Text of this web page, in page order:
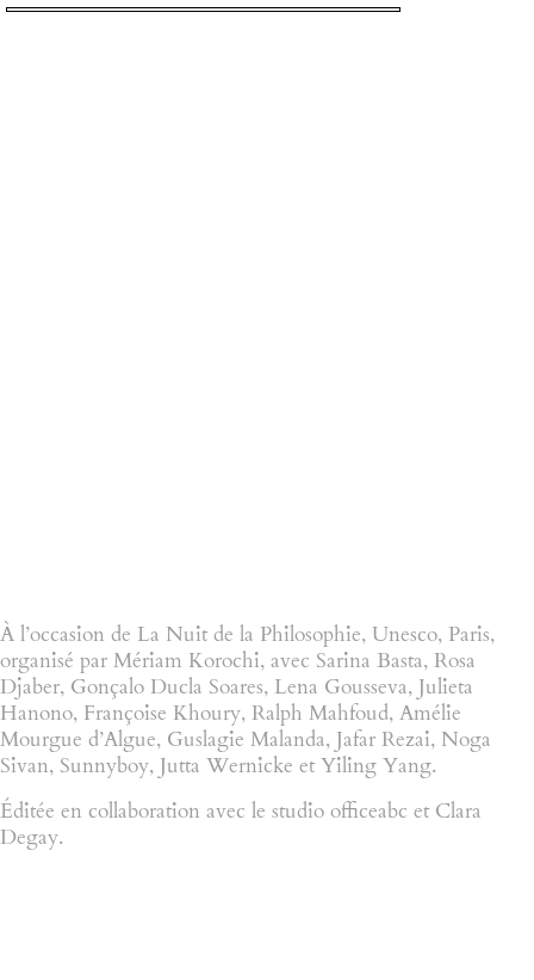
À l’occasion de La Nuit de la Philosophie, Unesco, Paris,
organisé par Mériam Korochi, avec Sarina Basta, Rosa
Djaber, Gonçalo Ducla Soares, Lena Gousseva, Julieta
Hanono, Françoise Khoury, Ralph Mahfoud, Amélie
Mourgue d’Algue, Guslagie Malanda, Jafar Rezai, Noga
Sivan, Sunnyboy, Jutta Wernicke et Yiling Yang.
Éditée en collaboration avec le studio officeabc et Clara
Degay.